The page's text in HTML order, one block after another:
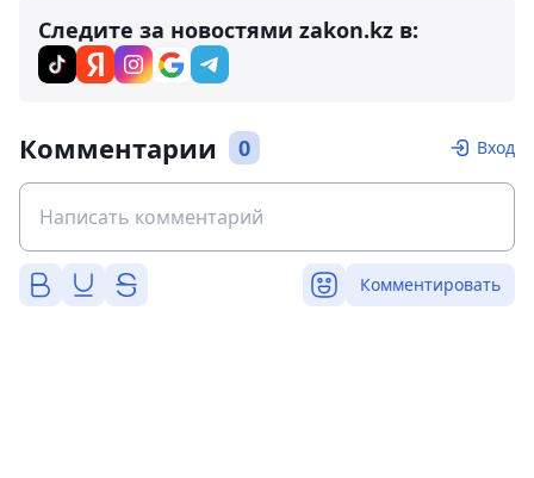
Следите за новостями zakon.kz в:
Комментарии 0 Вход
Комментировать